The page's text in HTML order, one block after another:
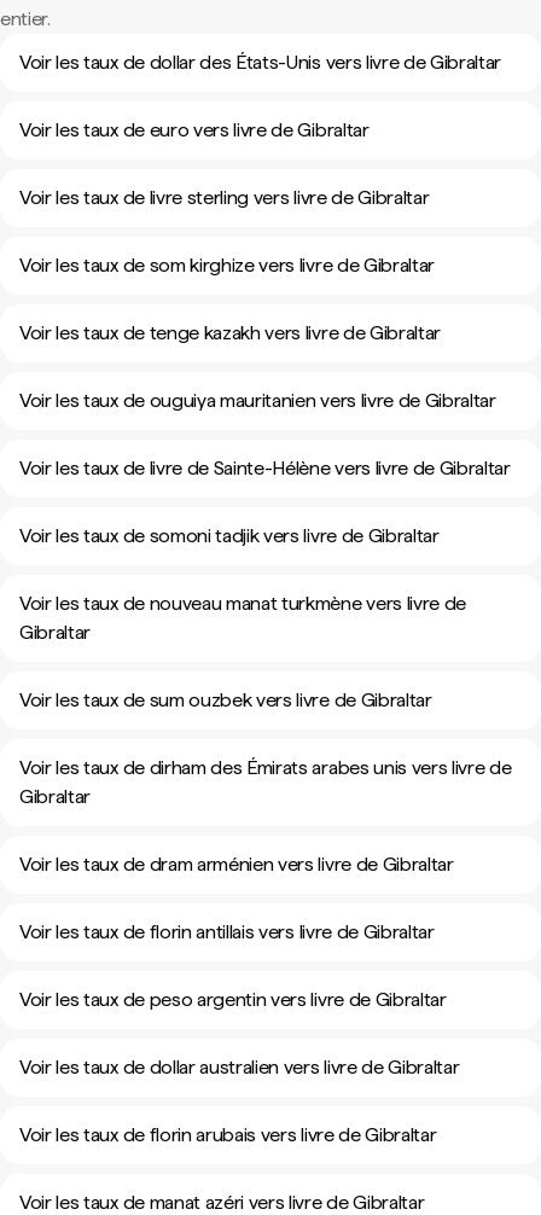
entier.
Voir les taux de dollar des États-Unis vers livre de Gibraltar
Voir les taux de euro vers livre de Gibraltar
Voir les taux de livre sterling vers livre de Gibraltar
Voir les taux de som kirghize vers livre de Gibraltar
Voir les taux de tenge kazakh vers livre de Gibraltar
Voir les taux de ouguiya mauritanien vers livre de Gibraltar
Voir les taux de livre de Sainte-Hélène vers livre de Gibraltar
Voir les taux de somoni tadjik vers livre de Gibraltar
Voir les taux de nouveau manat turkmène vers livre de
Gibraltar
Voir les taux de sum ouzbek vers livre de Gibraltar
Voir les taux de dirham des Émirats arabes unis vers livre de
Gibraltar
Voir les taux de dram arménien vers livre de Gibraltar
Voir les taux de florin antillais vers livre de Gibraltar
Voir les taux de peso argentin vers livre de Gibraltar
Voir les taux de dollar australien vers livre de Gibraltar
Voir les taux de florin arubais vers livre de Gibraltar
Voir les taux de manat azéri vers livre de Gibraltar